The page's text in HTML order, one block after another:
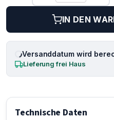
IN DEN
Versanddatum wird
Lieferung frei Haus
Technische Daten